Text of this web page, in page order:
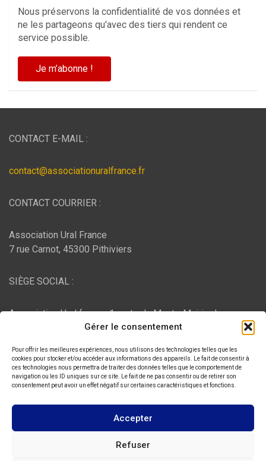
Gérer le consentement
Pour offrir les meilleures expériences, nous utilisons des technologies telles que les
cookies pour stocker et/ou accéder aux informations des appareils. Le fait de consentir à
ces technologies nous permettra de traiter des données telles que le comportement de
navigation ou les ID uniques sur ce site. Le fait de ne pas consentir ou de retirer son
consentement peut avoir un effet négatif sur certaines caractéristiques et fonctions.
Accepter
Refuser
Nous préservons la confidentialité de vos données et
ne les partageons qu'avec des tiers qui rendent ce
service possible.
CONTACT E-MAIL :
contact@associationuralfrance.fr
CONTACT COURRIER :
Association Ural France
7 rue Carnot, 45300 Pithiviers
SIÈGE SOCIAL :
Association Ural france, 1 route du Mont - Mairie de
Bujaleuf, 87460 Bujaleuf
HÉBERGEMENT :
, Chemin des Pardiaux, 63000 Clermont-Ferrand
ASSOCIATION URAL FRANCE